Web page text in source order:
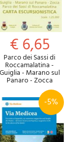
€ 6,65
Parco dei Sassi di
Roccamalatina -
Guiglia - Marano sul
Panaro - Zocca
-5%